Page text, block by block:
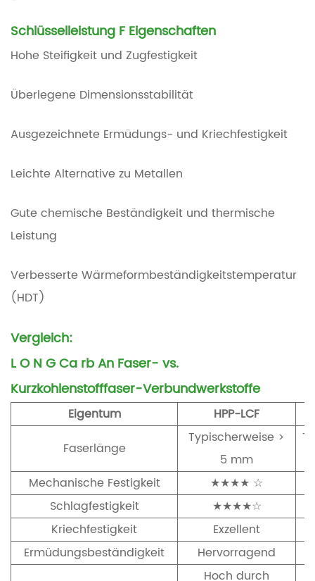
Schlüsselleistung FEigenschaften
Hohe Steifigkeit und Zugfestigkeit
Überlegene Dimensionsstabilität
Ausgezeichnete Ermüdungs- und Kriechfestigkeit
Leichte Alternative zu Metallen
Gute chemische Beständigkeit und thermische
Leistung
Verbesserte Wärmeformbeständigkeitstemperatur
(HDT)
Vergleich:
LON GCa rbAn Faser- vs.
Kurzkohlenstofffaser-Verbundwerkstoffe
Eigentum
HPP-LCF
Faserlänge
Typischerweise >
5 mm
Mechanische Festigkeit ★★★★ ☆
Schlagfestigkeit
★★★★☆
Kriechfestigkeit
Exzellent
Ermüdungsbeständigkeit
Hervorragend
Hoch durch